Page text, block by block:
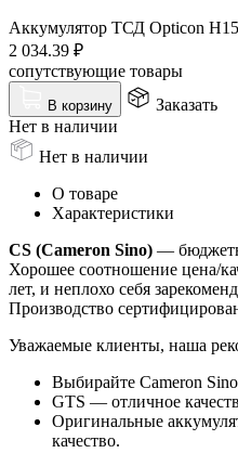
Аккумулятор ТСД Opticon
2 034.39 ₽
сопутствующие товары
В корзину
Заказать
Нет в наличии
Нет в наличии
О товаре
Характеристики
CS (Cameron Sino) —
Хорошее соотношение цена/
лет, и неплохо себя
Производство
Уважаемые клиенты, наша
Выбирайте Cameron
GTS — отличное
Оригинальные
качество.